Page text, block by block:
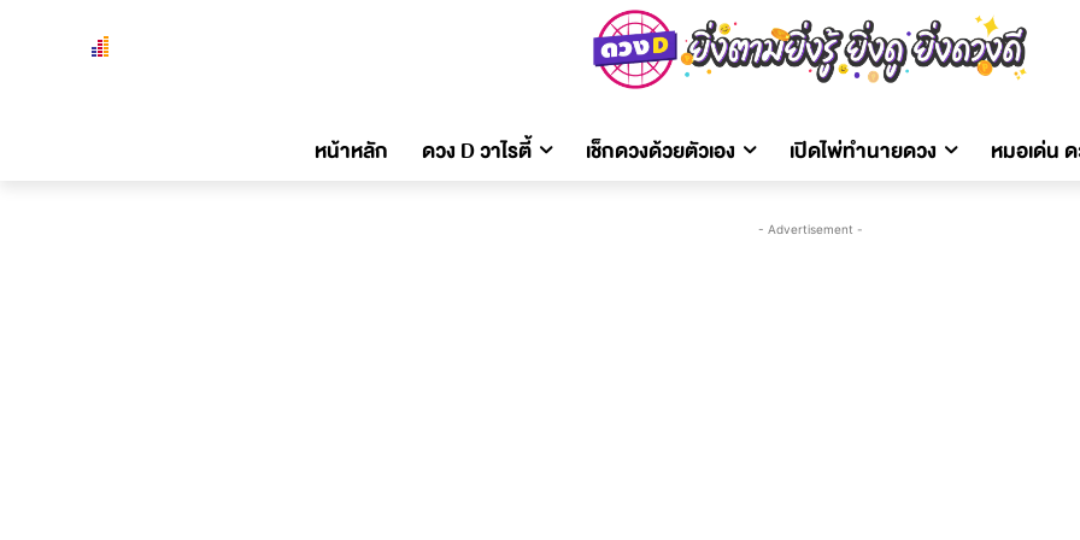
หน้าหลัก ดวง D วาไรตี้ เช็กดวงด้วยตัวเอง เปิดไพ่ทำนายดวง หมอเด่น
- Advertisement -